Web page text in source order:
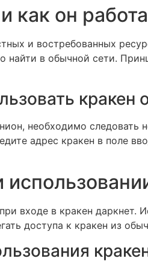
как он
и востребованных
найти в обычной сети.
кракен
необходимо
адрес кракен в поле
входе в кракен
доступа к кракен из